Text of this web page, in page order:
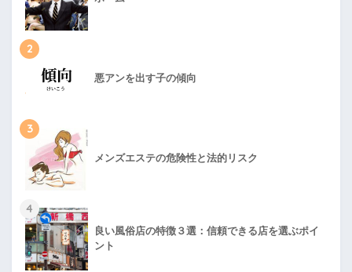
2
悪アンを出す子の傾向
3
メンズエステの危険性と法的リスク
4
良い風俗店の特徴３選：信頼できる店を選ぶポイ
ント